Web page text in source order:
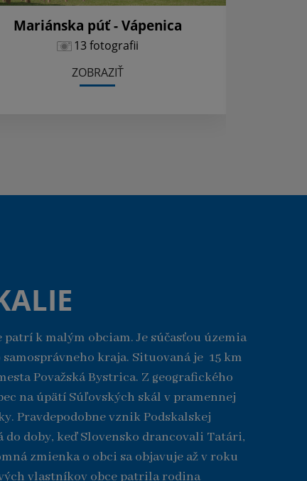
Mariánska púť - Vápenica
13 fotografii
ZOBRAZIŤ
patrí k malým obciam. Je súčasťou územia
kraja. Situovaná je 15 km
Považská Bystrica. Z geografického
na úpätí Súľovských skál v pramennej
Pravdepodobne vznik Podskalskej
do doby, keď Slovensko drancovali Tatári,
zmienka o obci sa objavuje až v roku
vlastníkov obce patrila rodina